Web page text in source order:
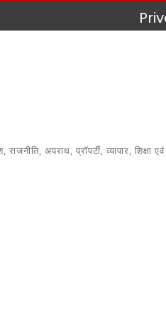
अपराध, प्रॉपर्टी, व्यापार,